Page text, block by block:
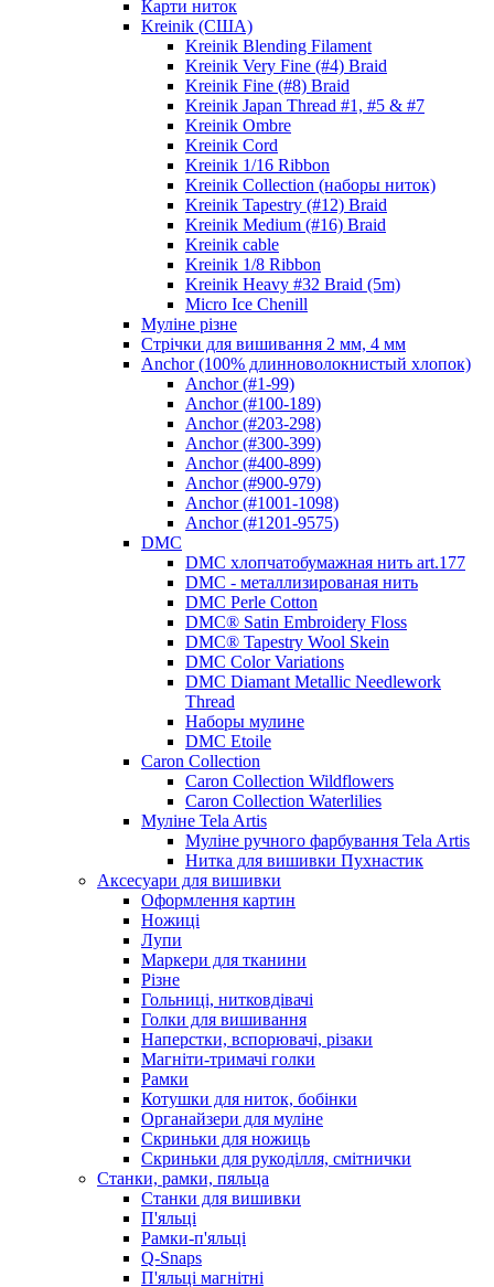
Карти ниток
Kreinik (США)
Kreinik Blending Filament
Kreinik Very Fine (#4) Braid
Kreinik Fine (#8) Braid
Kreinik Japan Thread #1, #5 & #7
Kreinik Ombre
Kreinik Cord
Kreinik 1/16 Ribbon
Kreinik Collection (наборы ниток)
Kreinik Tapestry (#12) Braid
Kreinik Medium (#16) Braid
Kreinik cable
Kreinik 1/8 Ribbon
Kreinik Heavy #32 Braid (5m)
Micro Ice Chenill
Муліне різне
Стрічки для вишивання 2 мм, 4 мм
Anchor (100% длинноволокнистый хлопок)
Anchor (#1-99)
Anchor (#100-189)
Anchor (#203-298)
Anchor (#300-399)
Anchor (#400-899)
Anchor (#900-979)
Anchor (#1001-1098)
Anchor (#1201-9575)
DMC
DMC хлопчатобумажная нить art.177
DMC - металлизированая нить
DMC Perle Cotton
DMC® Satin Embroidery Floss
DMC® Tapestry Wool Skein
DMC Color Variations
DMC Diamant Metallic Needlework
Thread
Наборы мулине
DMC Etoile
Caron Collection
Caron Collection Wildflowers
Caron Collection Waterlilies
Муліне Tela Artis
Муліне ручного фарбування Tela Artis
Нитка для вишивки Пухнастик
Аксесуари для вишивки
Оформлення картин
Ножиці
Лупи
Маркери для тканини
Різне
Гольниці, нитковдівачі
Голки для вишивання
Наперстки, вспорювачі, різаки
Магніти-тримачі голки
Рамки
Котушки для ниток, бобінки
Органайзери для муліне
Скриньки для ножиць
Скриньки для рукоділля, смітнички
Станки, рамки, пяльца
Станки для вишивки
П'яльці
Рамки-п'яльці
Q-Snaps
П'яльці магнітні